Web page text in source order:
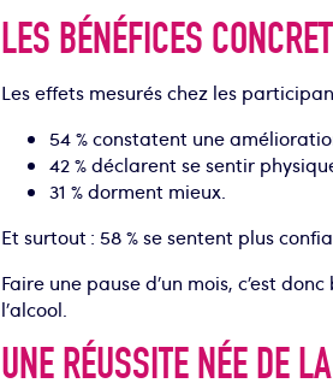
LES BÉNÉFICES
Les effets mesurés chez les
54 % constatent une
42 % déclarent se sentir
31 % dorment mieux.
Et surtout : 58 % se sentent plus
Faire une pause d’un mois, c’est
l’alcool.
UNE RÉUSSITE NÉE DE